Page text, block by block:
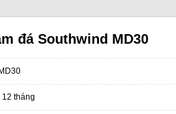
đá Southwind MD30
12 tháng